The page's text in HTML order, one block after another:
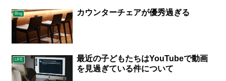
Blog カウンターチェアが優秀過ぎる
LIFE
最近の子どもたちはYouTubeで動画
を見過ぎている件について